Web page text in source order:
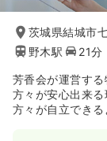
茨城県結城市
野木駅
21分
芳香会が運営す
方々が安心出来
方々が自立でき